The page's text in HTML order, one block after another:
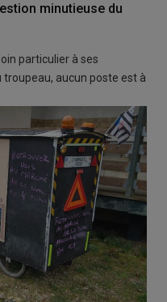
minutieuse du
particulier à ses
aucun poste est à